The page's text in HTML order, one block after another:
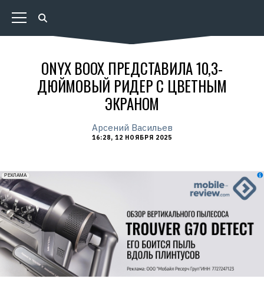
ONYX BOOX ПРЕДСТАВИЛА 10,3-
ДЮЙМОВЫЙ РИДЕР С ЦВЕТНЫМ
ЭКРАНОМ
Арсений Васильев
16:28, 12 НОЯБРЯ 2025
erid: 2VfnxxmNzs5
РЕКЛАМА